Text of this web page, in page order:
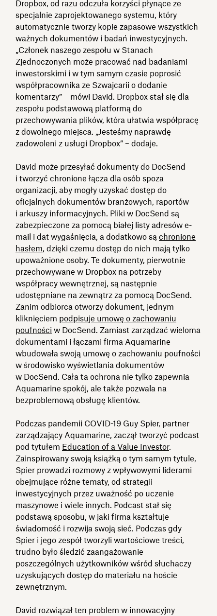
Dropbox, od razu odczuła korzyści płynące ze
specjalnie zaprojektowanego systemu, który
automatycznie tworzy kopie zapasowe wszystkich
ważnych dokumentów i badań inwestycyjnych.
„Członek naszego zespołu w Stanach
Zjednoczonych może pracować nad badaniami
inwestorskimi i w tym samym czasie poprosić
współpracownika ze Szwajcarii o dodanie
komentarzy” – mówi David. Dropbox stał się dla
zespołu podstawową platformą do
przechowywania plików, która ułatwia współpracę
z dowolnego miejsca. „Jesteśmy naprawdę
zadowoleni z usługi Dropbox” – dodaje.
David może przesyłać dokumenty do DocSend
i tworzyć chronione łącza dla osób spoza
organizacji, aby mogły uzyskać dostęp do
oficjalnych dokumentów branżowych, raportów
i arkuszy informacyjnych. Pliki w DocSend są
zabezpieczone za pomocą białej listy adresów e-
mail i dat wygaśnięcia, a dodatkowo są chronione
hasłem, dzięki czemu dostęp do nich mają tylko
upoważnione osoby. Te dokumenty, pierwotnie
przechowywane w Dropbox na potrzeby
współpracy wewnętrznej, są następnie
udostępniane na zewnątrz za pomocą DocSend.
Zanim odbiorca otworzy dokument, jednym
kliknięciem podpisuje umowę o zachowaniu
poufności w DocSend. Zamiast zarządzać wieloma
dokumentami i łączami firma Aquamarine
wbudowała swoją umowę o zachowaniu poufności
w środowisko wyświetlania dokumentów
w DocSend. Cała ta ochrona nie tylko zapewnia
Aquamarine spokój, ale także pozwala na
bezproblemową obsługę klientów.
Podczas pandemii COVID-19 Guy Spier, partner
zarządzający Aquamarine, zaczął tworzyć podcast
pod tytułem Education of a Value Investor.
Zainspirowany swoją książką o tym samym tytule,
Spier prowadzi rozmowy z wpływowymi liderami
obejmujące różne tematy, od strategii
inwestycyjnych przez uważność po uczenie
maszynowe i wiele innych. Podcast stał się
podstawą sposobu, w jaki firma kształtuje
świadomość i rozwija swoją sieć. Podczas gdy
Spier i jego zespół tworzyli wartościowe treści,
trudno było śledzić zaangażowanie
poszczególnych użytkowników wśród słuchaczy
uzyskujących dostęp do materiału na hoście
zewnętrznym.
David rozwiązał ten problem w innowacyjny